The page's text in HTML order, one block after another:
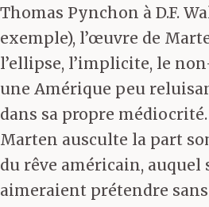
Thomas Pynchon à D.F.
exemple), l’œuvre de
l’ellipse, l’implicite, le
une Amérique peu
dans sa propre
Marten ausculte la part
du rêve américain, auquel
aimeraient prétendre